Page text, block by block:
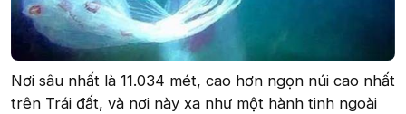
Nơi sâu nhất là 11.034 mét, cao hơn ngọn núi cao nhất
trên Trái đất, và nơi này xa như một hành tinh ngoài